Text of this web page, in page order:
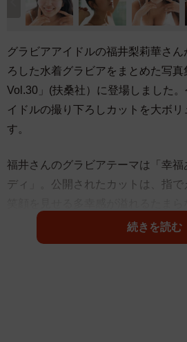
グラビアアイドルの福井梨莉華さ
ろした水着グラビアをまとめた写真
Vol.30」(扶桑社）に登場しました
イドルの撮り下ろしカットを大ボリ
す。
福井さんのグラビアテーマは「幸
ディ」。公開されたカットは、指で
ブトップビキニとお団子ヘアという
一枚では、いまにもこぼれそうなバ
続きを読む